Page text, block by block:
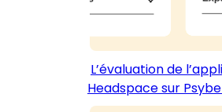
L’évaluation de
Headspace sur